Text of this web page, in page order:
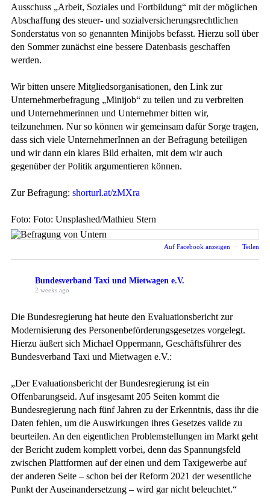
Ausschuss „Arbeit, Soziales und Fortbildung“ mit der möglichen
Abschaffung des steuer- und sozialversicherungsrechtlichen
Sonderstatus von so genannten Minijobs befasst. Hierzu soll über
den Sommer zunächst eine bessere Datenbasis geschaffen
werden.
Wir bitten unsere Mitgliedsorganisationen, den Link zur
Unternehmerbefragung „Minijob“ zu teilen und zu verbreiten
und Unternehmerinnen und Unternehmer bitten wir,
teilzunehmen. Nur so können wir gemeinsam dafür Sorge tragen,
dass sich viele UnternehmerInnen an der Befragung beteiligen
und wir dann ein klares Bild erhalten, mit dem wir auch
gegenüber der Politik argumentieren können.
Zur Befragung: shorturl.at/zMXra
Foto: Foto: Unsplashed/Mathieu Stern
Auf Facebook anzeigen · Teilen
Bundesverband Taxi und Mietwagen e.V.
2 weeks ago
Die Bundesregierung hat heute den Evaluationsbericht zur
Modernisierung des Personenbeförderungsgesetzes vorgelegt.
Hierzu äußert sich Michael Oppermann, Geschäftsführer des
Bundesverband Taxi und Mietwagen e.V.:
„Der Evaluationsbericht der Bundesregierung ist ein
Offenbarungseid. Auf insgesamt 205 Seiten kommt die
Bundesregierung nach fünf Jahren zu der Erkenntnis, dass ihr die
Daten fehlen, um die Auswirkungen ihres Gesetzes valide zu
beurteilen. An den eigentlichen Problemstellungen im Markt geht
der Bericht zudem komplett vorbei, denn das Spannungsfeld
zwischen Plattformen auf der einen und dem Taxigewerbe auf
der anderen Seite – schon bei der Reform 2021 der wesentliche
Punkt der Auseinandersetzung – wird gar nicht beleuchtet.“